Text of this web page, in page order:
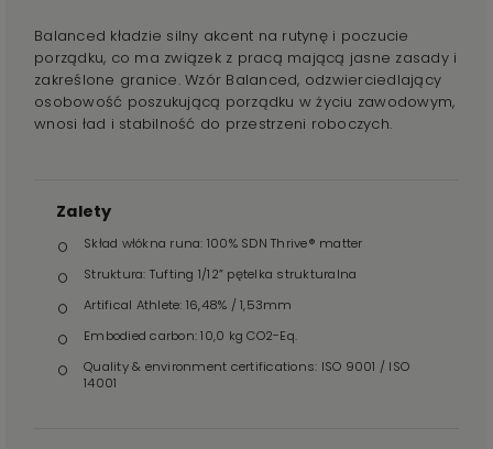
Balanced kładzie silny akcent na rutynę i poczucie
porządku, co ma związek z pracą mającą jasne zasady i
zakreślone granice. Wzór Balanced, odzwierciedlający
osobowość poszukującą porządku w życiu zawodowym,
wnosi ład i stabilność do przestrzeni roboczych.
Zalety
Skład włókna runa: 100% SDN Thrive® matter
Struktura: Tufting 1/12” pętelka strukturalna
Artifical Athlete: 16,48% / 1,53mm
Embodied carbon: 10,0 kg CO2-Eq.
Quality & environment certifications: ISO 9001 / ISO
14001